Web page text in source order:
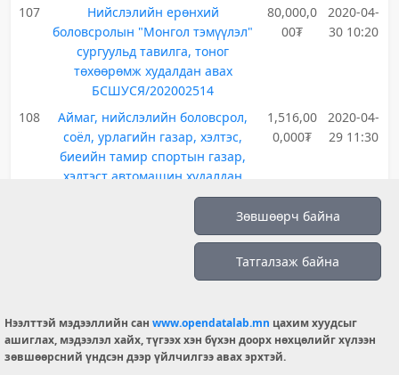
107
Нийслэлийн ерөнхий
боловсролын "Монгол тэмүүлэл"
сургуульд тавилга, тоног
төхөөрөмж худалдан авах
БСШУСЯ/202002514
80,000,0
00₮
2020-04-
30 10:20
108
Аймаг, нийслэлийн боловсрол,
соёл, урлагийн газар, хэлтэс,
биеийн тамир спортын газар,
хэлтэст автомашин худалдан
авах БСШУСЯ/202003599
1,516,00
0,000₮
2020-04-
29 11:30
Олон улсын залуучуудын "Ногоон
наадам"-ыг зохион байгуулахад
шаардагдах спортын тоног
төхөөрөмж, техник хэрэгсэл
БСШУСЯ/202002528
500,000,
000₮
2020-04-
27 11:40
110
Сургуулийн өмнөх боловсролын
байгууллагад хөгжмийн зэмсэг,
320,000,
000₮
2020-04-
Зөвшөөрч байна
Татгалзаж байна
Нээлттэй мэдээллийн сан www.opendatalab.mn цахим хуудсыг
ашиглах, мэдээлэл хайх, түгээх хэн бүхэн доорх нөхцөлийг хүлээн
зөвшөөрсний үндсэн дээр үйлчилгээ авах эрхтэй.